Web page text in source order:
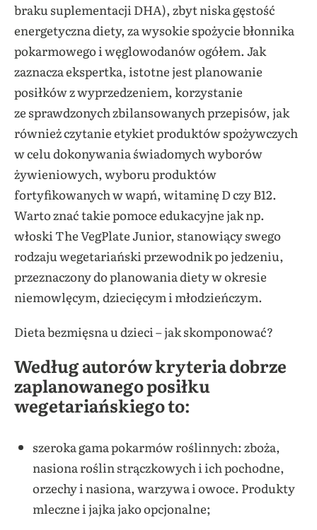
braku suplementacji DHA), zbyt niska gęstość
energetyczna diety, za wysokie spożycie błonnika
pokarmowego i węglowodanów ogółem. Jak
zaznacza ekspertka, istotne jest planowanie
posiłków z wyprzedzeniem, korzystanie
ze sprawdzonych zbilansowanych przepisów, jak
również czytanie etykiet produktów spożywczych
w celu dokonywania świadomych wyborów
żywieniowych, wyboru produktów
fortyfikowanych w wapń, witaminę D czy B12.
Warto znać takie pomoce edukacyjne jak np.
włoski The VegPlate Junior, stanowiący swego
rodzaju wegetariański przewodnik po jedzeniu,
przeznaczony do planowania diety w okresie
niemowlęcym, dziecięcym i młodzieńczym.
Dieta bezmięsna u dzieci – jak skomponować?
Według autorów kryteria dobrze
zaplanowanego posiłku
wegetariańskiego to:
szeroka gama pokarmów roślinnych: zboża,
nasiona roślin strączkowych i ich pochodne,
orzechy i nasiona, warzywa i owoce. Produkty
mleczne i jajka jako opcjonalne;